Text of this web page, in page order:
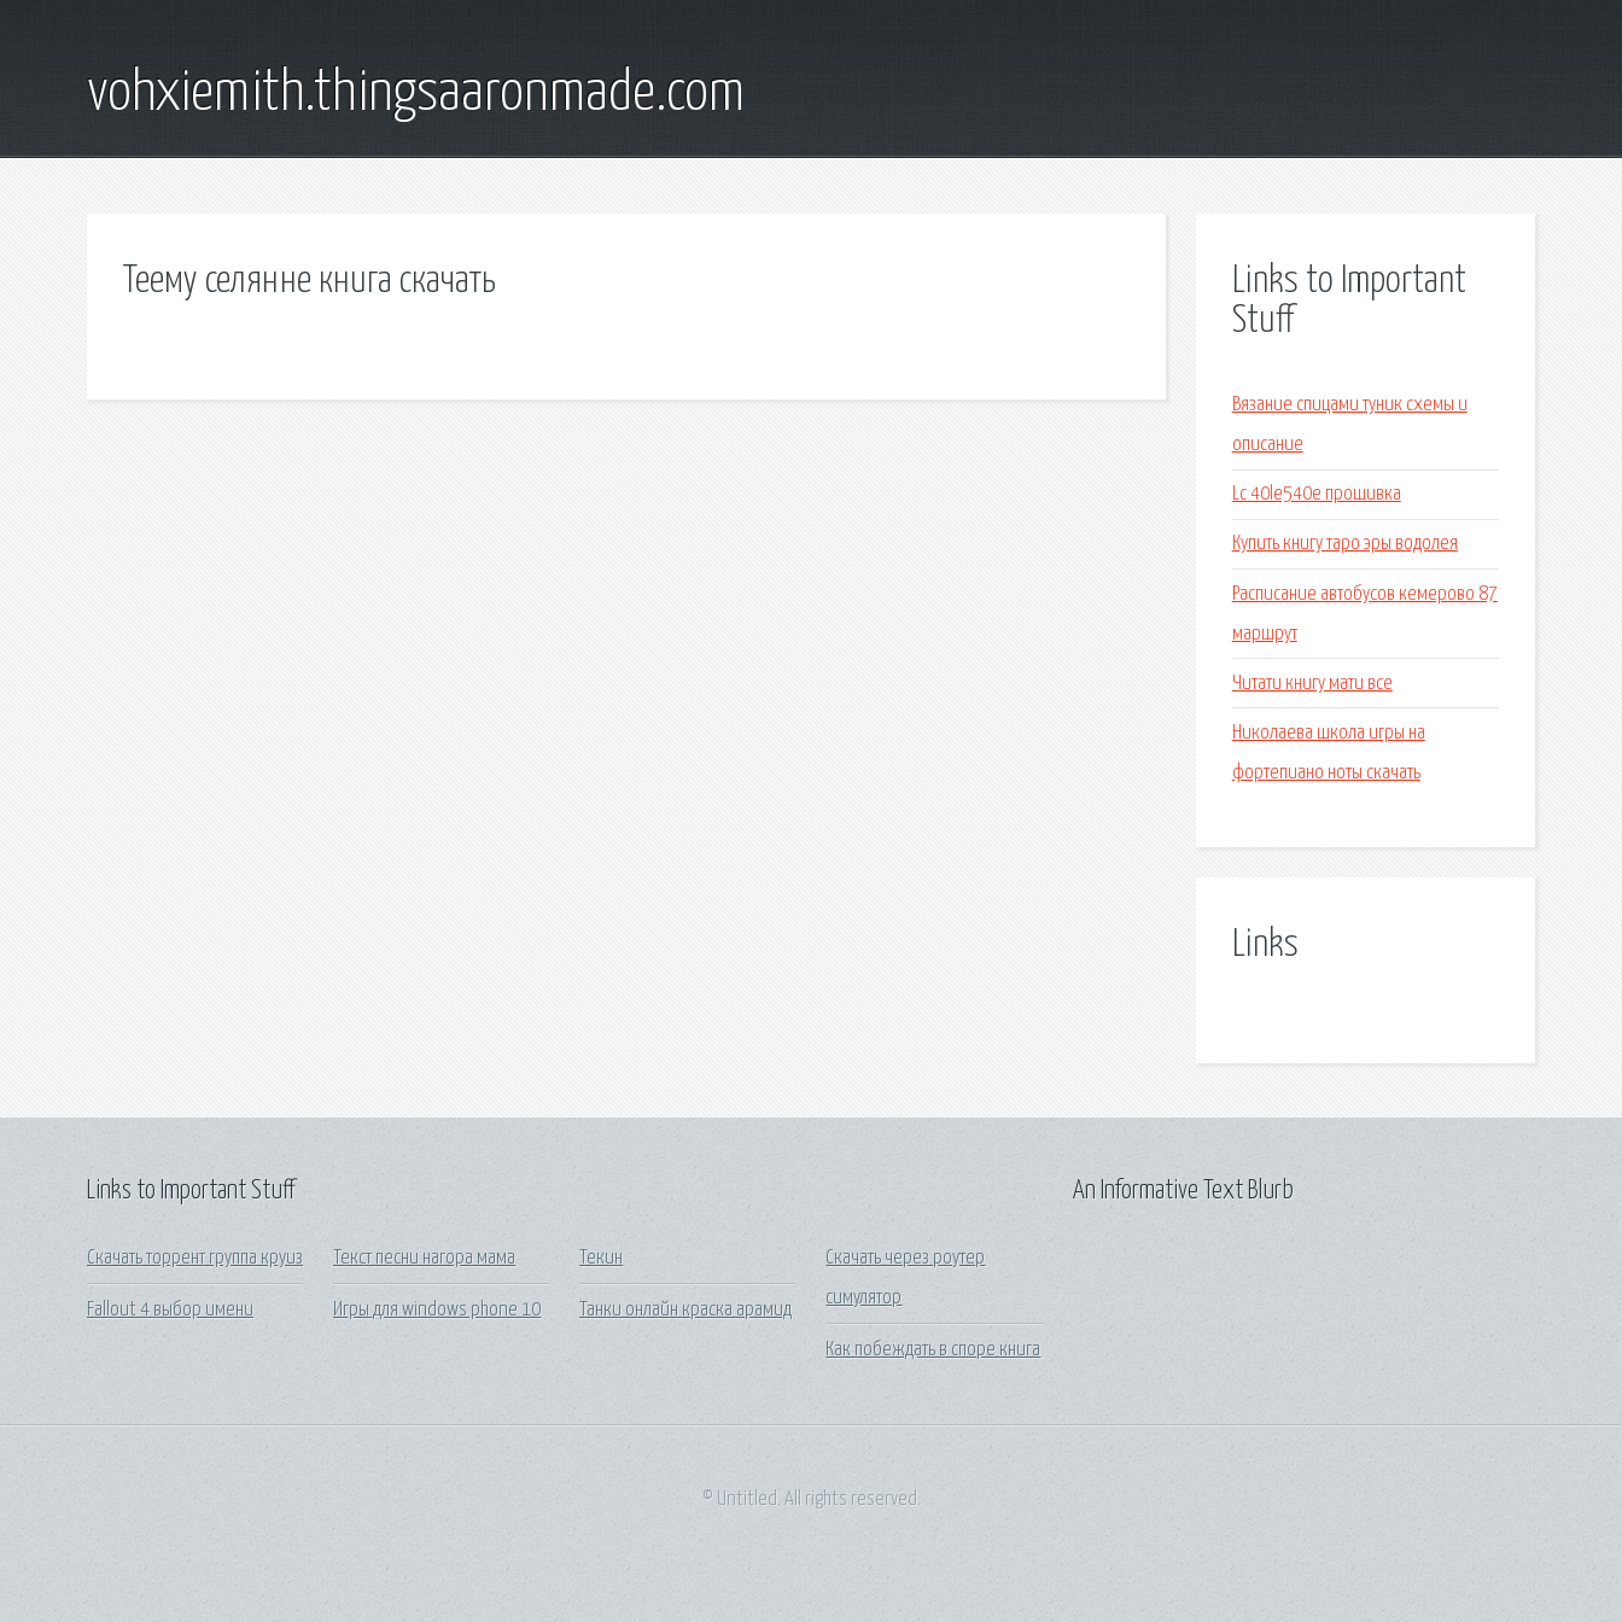
vohxiemith.thingsaaronmade.com
Теему селянне книга скачать
Links to Important
Stuff
Вязание спицами туник схемы и
описание
Lc 40le540e прошивка
Купить книгу таро эры водолея
Расписание автобусов кемерово 87
маршрут
Читати книгу мати все
Николаева школа игры на
фортепиано ноты скачать
Links
Links to Important Stuff
Скачать торрент группа круиз
Fallout 4 выбор имени
Текст песни нагора мама
Игры для windows phone 10
Текин
Танки онлайн краска арамид
Скачать через роутер
симулятор
Как побеждать в споре книга
An Informative Text Blurb
© Untitled. All rights reserved.